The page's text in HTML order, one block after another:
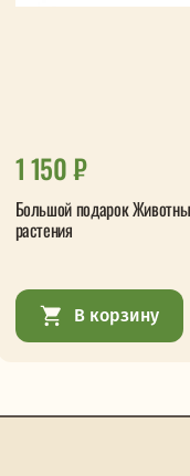
1 150 ₽
Большой подарок
растения
В корзину